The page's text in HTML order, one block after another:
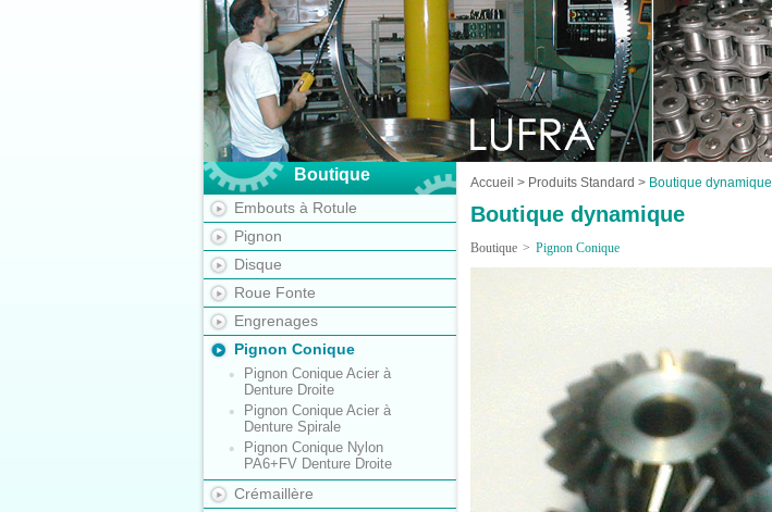
Boutique
Embouts à Rotule
Pignon
Disque
Roue Fonte
Engrenages
Pignon Conique
Pignon Conique Acier à
Denture Droite
Pignon Conique Acier à
Denture Spirale
Pignon Conique Nylon
PA6+FV Denture Droite
Crémaillère
Accueil > Produits Standard > Boutique dynamique
Boutique dynamique
Boutique > Pignon Conique